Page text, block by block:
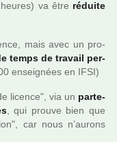
va être réduite
mais avec un pro­
temps de tra­vail per­
ensei­gnées en IFSI)
licence", via un par­te­
, qui prouve bien que
car nous n’aurons